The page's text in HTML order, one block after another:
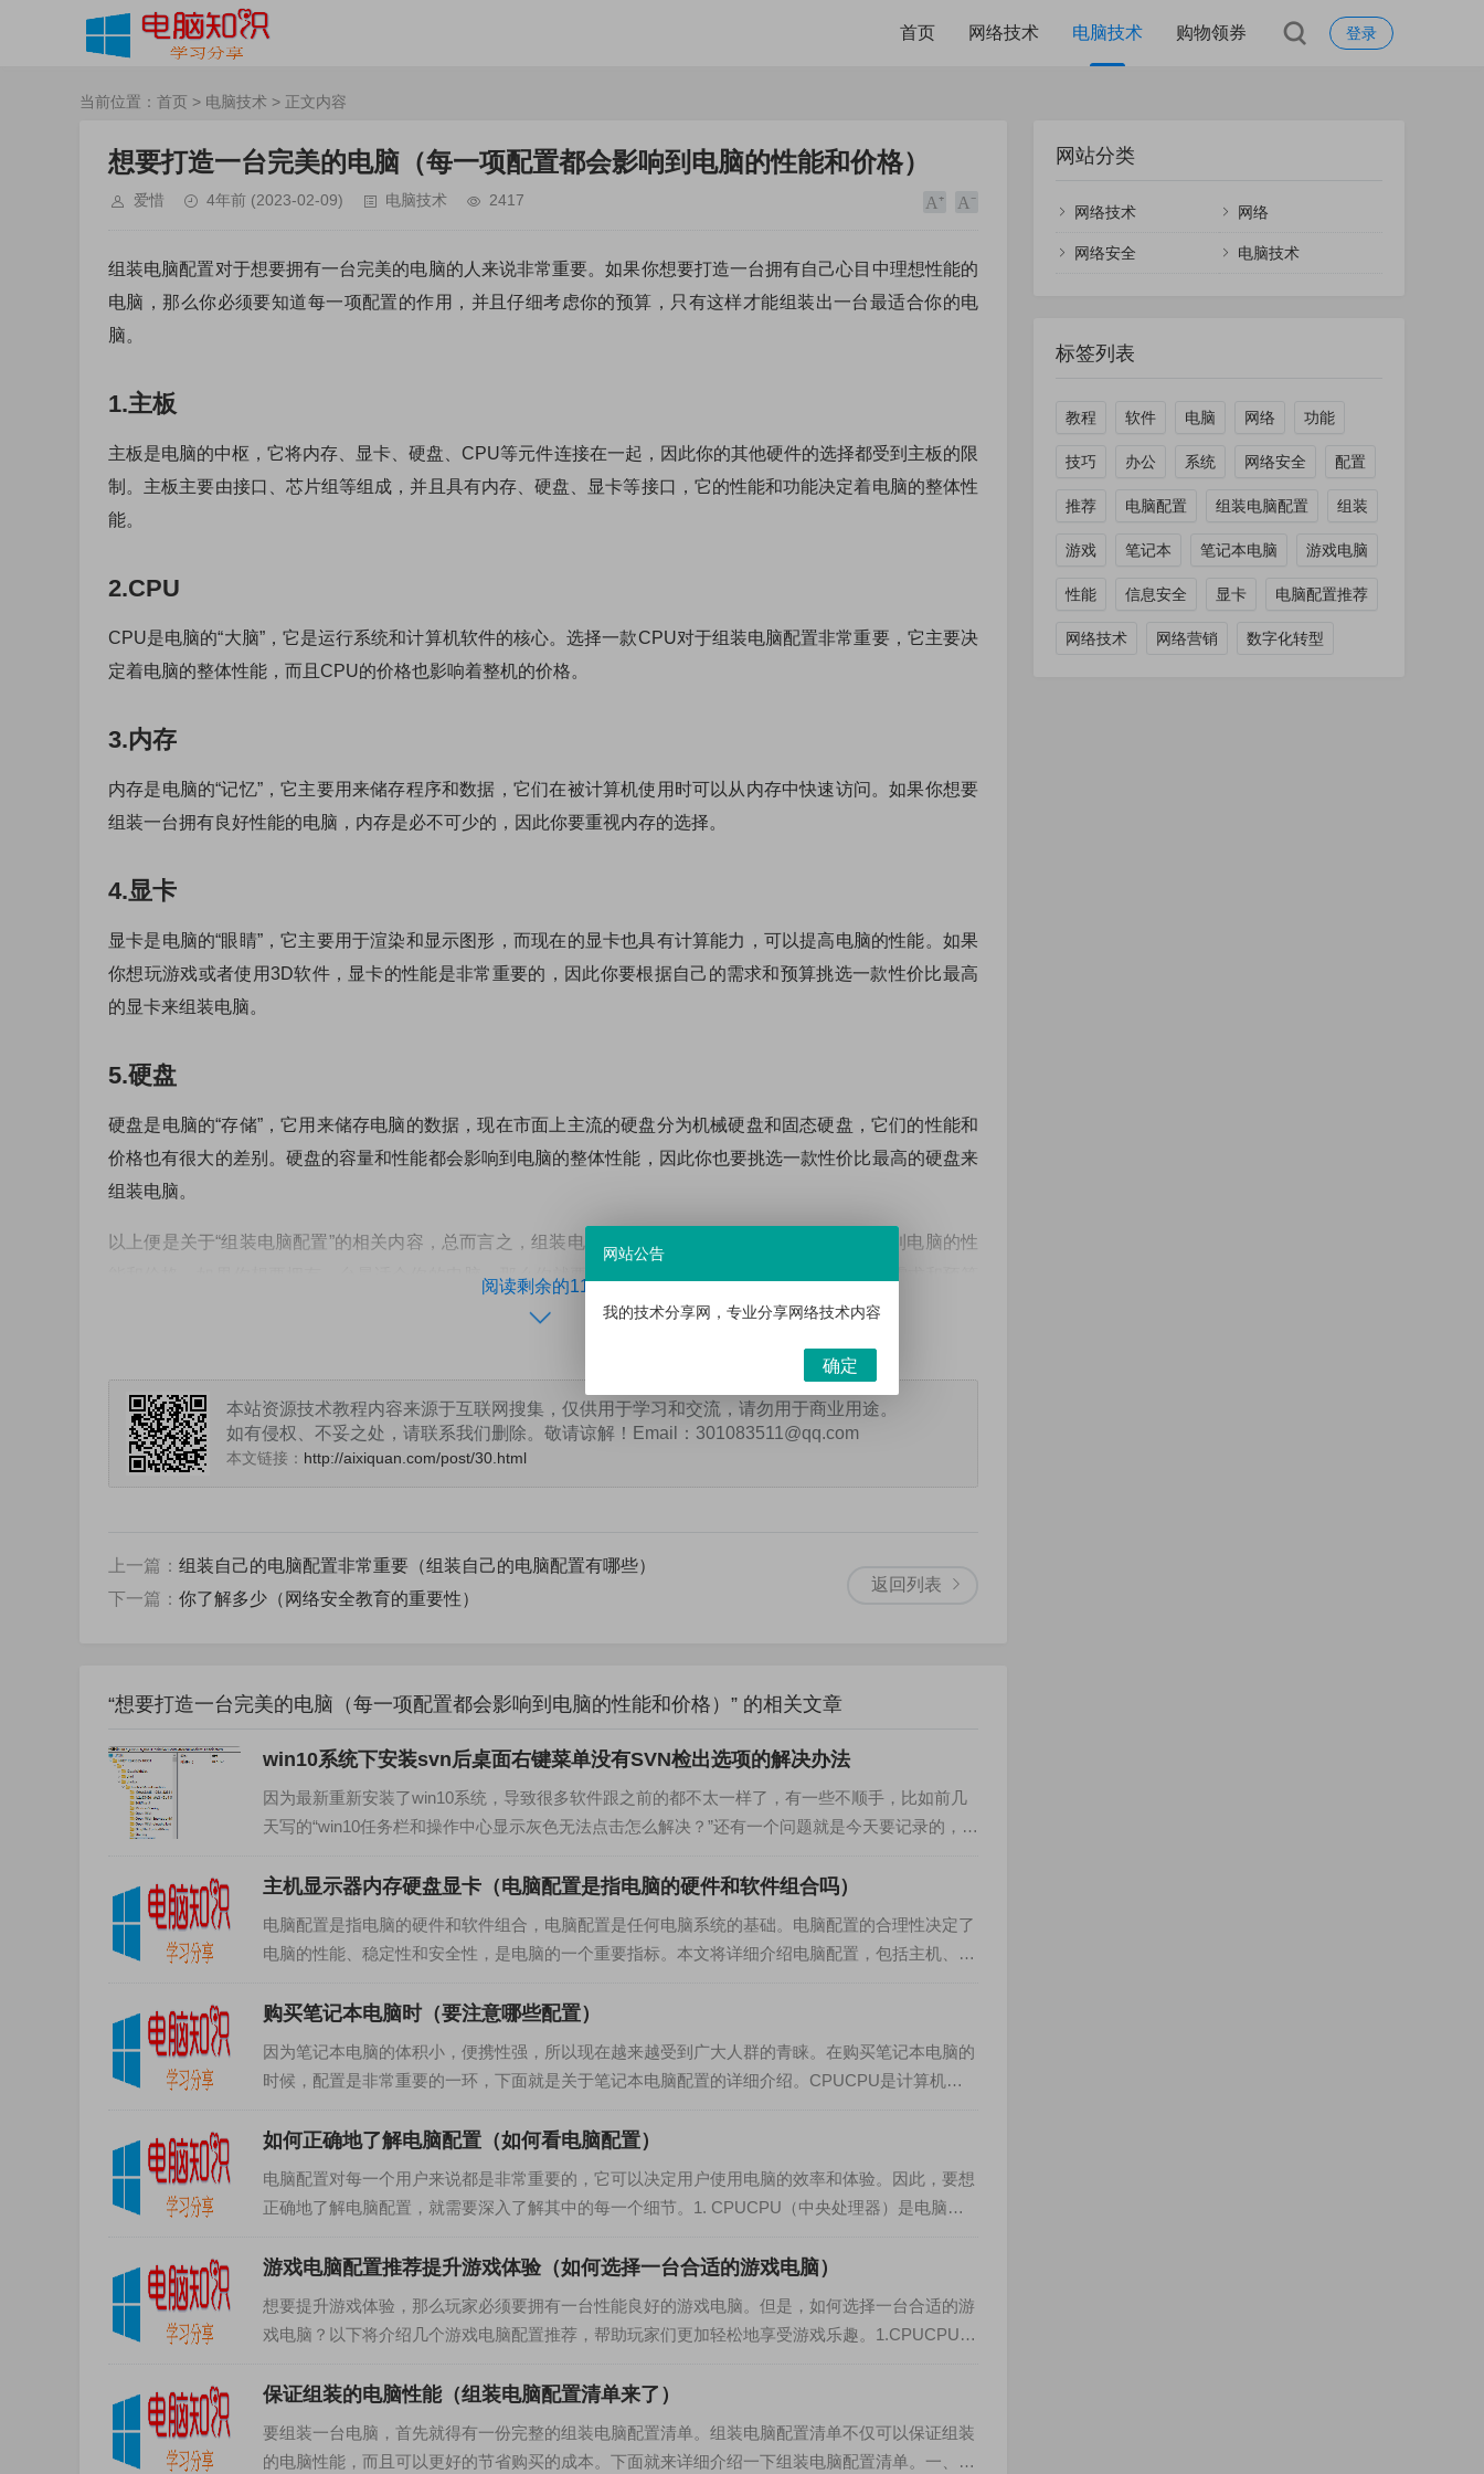
登录
首页 网络技术 电脑技术 购物领券
当前位置： 首页 > 电脑技术 > 正文内容
想要打造一台完美的电脑（每一项配置都会影响到电脑的性能和价格）
爱惜 4年前 (2023-02-09) 电脑技术 2417
组装电脑配置对于想要拥有一台完美的电脑的人来说非常重要。如果你想要打造一台拥有自己心目中理想性能的
电脑，那么你必须要知道每一项配置的作用，并且仔细考虑你的预算，只有这样才能组装出一台最适合你的电
脑。
1.主板
主板是电脑的中枢，它将内存、显卡、硬盘、CPU等元件连接在一起，因此你的其他硬件的选择都受到主板的限
制。主板主要由接口、芯片组等组成，并且具有内存、硬盘、显卡等接口，它的性能和功能决定着电脑的整体性
能。
2.CPU
CPU是电脑的“大脑”，它是运行系统和计算机软件的核心。选择一款CPU对于组装电脑配置非常重要，它主要决
定着电脑的整体性能，而且CPU的价格也影响着整机的价格。
3.内存
内存是电脑的“记忆”，它主要用来储存程序和数据，它们在被计算机使用时可以从内存中快速访问。如果你想要
组装一台拥有良好性能的电脑，内存是必不可少的，因此你要重视内存的选择。
4.显卡
显卡是电脑的“眼睛”，它主要用于渲染和显示图形，而现在的显卡也具有计算能力，可以提高电脑的性能。如果
你想玩游戏或者使用3D软件，显卡的性能是非常重要的，因此你要根据自己的需求和预算挑选一款性价比最高
的显卡来组装电脑。
5.硬盘
硬盘是电脑的“存储”，它用来储存电脑的数据，现在市面上主流的硬盘分为机械硬盘和固态硬盘，它们的性能和
价格也有很大的差别。硬盘的容量和性能都会影响到电脑的整体性能，因此你也要挑选一款性价比最高的硬盘来
组装电脑。
以上便是关于“组装电脑配置”的相关内容，总而言之，组装电脑配置非常重要，每一项配置都会影响到电脑的性
能和价格。如果你想要拥有一台最适合你的电脑，那么你就要仔细考虑每一项配置，并且根据自己的需求和预算
打赏
阅读剩余的11%
本站资源技术教程内容来源于互联网搜集，仅供用于学习和交流，请勿用于商业用途。
如有侵权、不妥之处，请联系我们删除。敬请谅解！Email：301083511@qq.com
本文链接： http://aixiquan.com/post/30.html
返回列表
上一篇： 组装自己的电脑配置非常重要（组装自己的电脑配置有哪些）
下一篇： 你了解多少（网络安全教育的重要性）
“想要打造一台完美的电脑（每一项配置都会影响到电脑的性能和价格）” 的相关文章
win10系统下安装svn后桌面右键菜单没有SVN检出选项的解决办法
因为最新重新安装了win10系统，导致很多软件跟之前的都不太一样了，有一些不顺手，比如前几
天写的“win10任务栏和操作中心显示灰色无法点击怎么解决？”还有一个问题就是今天要记录的，安
主机显示器内存硬盘显卡（电脑配置是指电脑的硬件和软件组合吗）
电脑配置是指电脑的硬件和软件组合，电脑配置是任何电脑系统的基础。电脑配置的合理性决定了
电脑的性能、稳定性和安全性，是电脑的一个重要指标。本文将详细介绍电脑配置，包括主机、显
购买笔记本电脑时（要注意哪些配置）
因为笔记本电脑的体积小，便携性强，所以现在越来越受到广大人群的青睐。在购买笔记本电脑的
时候，配置是非常重要的一环，下面就是关于笔记本电脑配置的详细介绍。CPUCPU是计算机的
如何正确地了解电脑配置（如何看电脑配置）
电脑配置对每一个用户来说都是非常重要的，它可以决定用户使用电脑的效率和体验。因此，要想
正确地了解电脑配置，就需要深入了解其中的每一个细节。1. CPUCPU（中央处理器）是电脑的
游戏电脑配置推荐提升游戏体验（如何选择一台合适的游戏电脑）
想要提升游戏体验，那么玩家必须要拥有一台性能良好的游戏电脑。但是，如何选择一台合适的游
戏电脑？以下将介绍几个游戏电脑配置推荐，帮助玩家们更加轻松地享受游戏乐趣。1.CPUCPU是
保证组装的电脑性能（组装电脑配置清单来了）
要组装一台电脑，首先就得有一份完整的组装电脑配置清单。组装电脑配置清单不仅可以保证组装
的电脑性能，而且可以更好的节省购买的成本。下面就来详细介绍一下组装电脑配置清单。一、C
网站分类
网络技术 网络
网络安全 电脑技术
标签列表
教程 软件 电脑 网络 功能
技巧 办公 系统 网络安全 配置
推荐 电脑配置 组装电脑配置 组装
游戏 笔记本 笔记本电脑 游戏电脑
性能 信息安全 显卡 电脑配置推荐
网络技术 网络营销 数字化转型
网站公告
我的技术分享网，专业分享网络技术内容
确定